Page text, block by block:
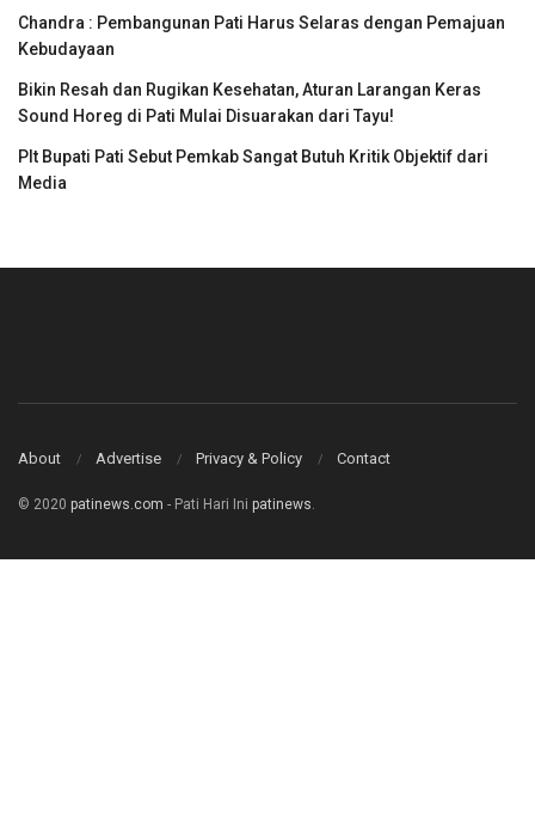
Chandra : Pembangunan Pati Harus Selaras dengan Pemajuan
Kebudayaan
Bikin Resah dan Rugikan Kesehatan, Aturan Larangan Keras
Sound Horeg di Pati Mulai Disuarakan dari Tayu!
Plt Bupati Pati Sebut Pemkab Sangat Butuh Kritik Objektif dari
Media
About Advertise Privacy & Policy Contact
© 2020 patinews.com - Pati Hari Ini patinews